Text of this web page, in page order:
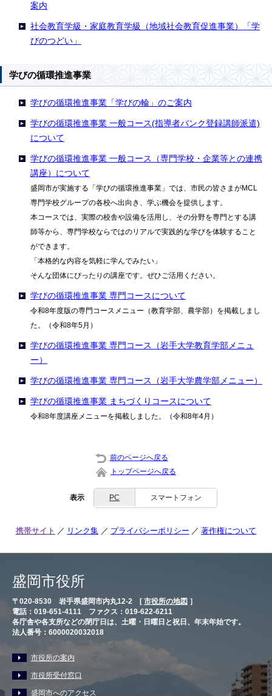
案内
社会教育学級・家庭教育学級（地域社会教育促進事業）「学
びのつどい」
学びの循環推進事業
学びの循環推進事業「学びの輪」のご案内
学びの循環推進事業 一般コース(指導者バンク登録講師派遣)
について
学びの循環推進事業 一般コース（専門学校・企業等との連携
講座）について
盛岡市が実施する「学びの循環推進事業」では、市民の皆さまがMCL
専門学校グループの各校へ出向き、学ぶ機会を提供します。
本コースでは、実際の校舎や設備を活用し、その分野を専門とする講
師等から、専門学校ならではのリアルで実践的な学びを体験すること
ができます。
「本格的な内容を気軽に学んでみたい」
そんな団体にぴったりの講座です。ぜひご活用ください。
学びの循環推進事業 専門コースについて
令和8年度版の専門コースメニュー（教育学部、農学部）を掲載しまし
た。（令和8年5月）
学びの循環推進事業 専門コース（岩手大学教育学部メニュ
ー）
学びの循環推進事業 専門コース（岩手大学農学部メニュー）
学びの循環推進事業 まちづくりコースについて
令和8年度講座メニューを掲載しました。（令和8年4月）
前のページへ戻る
トップページへ戻る
表示 PC スマートフォン
携帯サイト リンク集 プライバシーポリシー 著作権について
盛岡市役所
〒020-8530 岩手県盛岡市内丸12-2 [ 市役所の地図 ］
電話：019-651-4111 ファクス：019-622-6211
各庁舎や各支所などの閉庁日は、土曜・日曜日と祝日、年末年始です。
法人番号：6000020032018
市役所の案内
市役所受付窓口
盛岡市へのアクセス